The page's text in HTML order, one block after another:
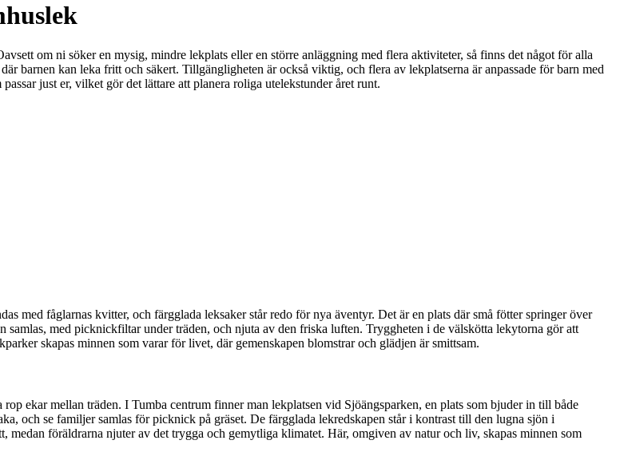
om ni söker en mysig, mindre lekplats eller en större anläggning med flera aktiviteter, så finns det något för alla
barnen kan leka fritt och säkert. Tillgängligheten är också viktig, och flera av lekplatserna är anpassade för barn med
just er, vilket gör det lättare att planera roliga utelekstunder året runt.
med fåglarnas kvitter, och färgglada leksaker står redo för nya äventyr. Det är en plats där små fötter springer över
med picknickfiltar under träden, och njuta av den friska luften. Tryggheten i de välskötta lekytorna gör att
skapas minnen som varar för livet, där gemenskapen blomstrar och glädjen är smittsam.
ekar mellan träden. I Tumba centrum finner man lekplatsen vid Sjöängsparken, en plats som bjuder in till både
och se familjer samlas för picknick på gräset. De färgglada lekredskapen står i kontrast till den lugna sjön i
föräldrarna njuter av det trygga och gemytliga klimatet. Här, omgiven av natur och liv, skapas minnen som